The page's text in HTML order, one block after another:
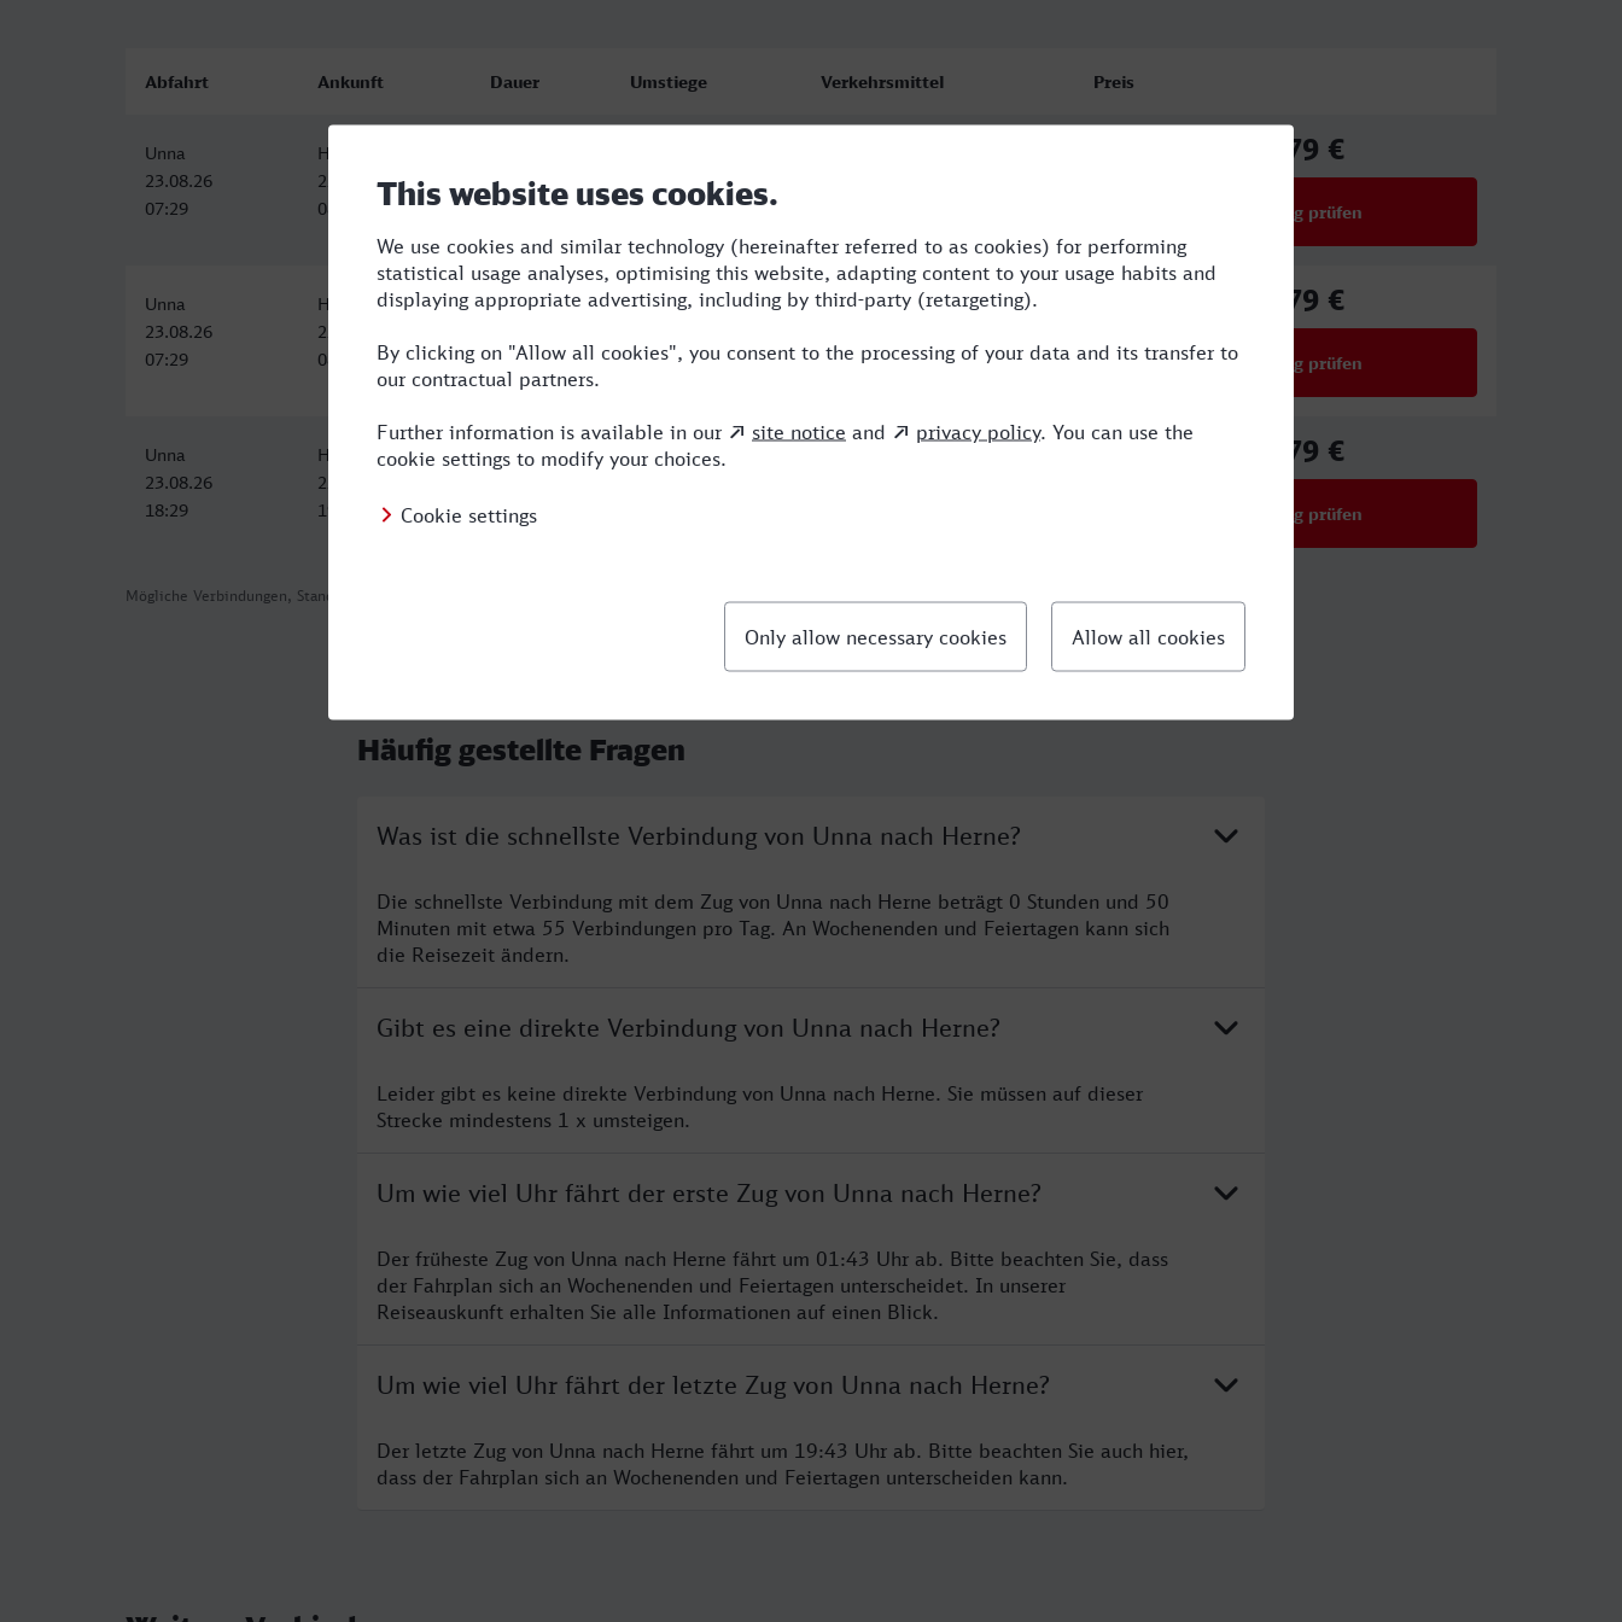
Mögliche Verbindungen, Stand: 2026-08-09 03:39
Abfahrt Ankunft Dauer Umstiege Verkehrsmittel Preis
Unna
23.08.26
07:29
Herne
23.08.26
08:19
39,79 €
Verbindung prüfen
Unna
23.08.26
07:29
Herne
23.08.26
08:19
0:50 1 ERB 39,79 €
Verbindung prüfen
Unna
23.08.26
18:29
Herne
23.08.26
19:19
0:50 1 39,79 €
Verbindung prüfen
Häufig gestellte Fragen
Was ist die schnellste Verbindung von Unna nach Herne?
Die schnellste Verbindung mit dem Zug von Unna nach Herne beträgt 0 Stunden und 50
Minuten mit etwa 55 Verbindungen pro Tag. An Wochenenden und Feiertagen kann sich
die Reisezeit ändern.
Gibt es eine direkte Verbindung von Unna nach Herne?
Leider gibt es keine direkte Verbindung von Unna nach Herne. Sie müssen auf dieser
Strecke mindestens 1 x umsteigen.
Um wie viel Uhr fährt der erste Zug von Unna nach Herne?
Der früheste Zug von Unna nach Herne fährt um 01:43 Uhr ab. Bitte beachten Sie, dass
der Fahrplan sich an Wochenenden und Feiertagen unterscheidet. In unserer
Reiseauskunft erhalten Sie alle Informationen auf einen Blick.
Um wie viel Uhr fährt der letzte Zug von Unna nach Herne?
Der letzte Zug von Unna nach Herne fährt um 19:43 Uhr ab. Bitte beachten Sie auch hier,
dass der Fahrplan sich an Wochenenden und Feiertagen unterscheiden kann.